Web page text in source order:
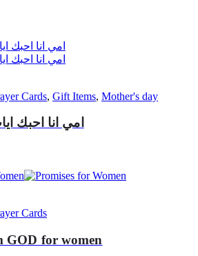
Cards, Gift Items, Mother's day
101 امي انا احبك
Cards
GOD for women